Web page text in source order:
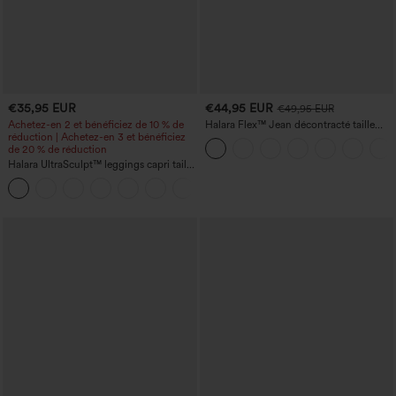
€35,95 EUR
Achetez-en 2 et bénéficiez de 10 % de
réduction | Achetez-en 3 et bénéficiez
de 20 % de réduction
Halara UltraSculpt™ leggings capri taille
haute, gainants avec contrôle du ventre
et poches pour l'entraînement
€44,95 EUR €49,95 EUR
Halara Flex™ Jean décontracté taille
haute, jambe droite, délavé, avec poches